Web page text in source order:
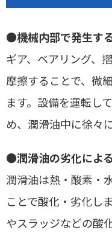
●機械内部で発生す
ギア、ベアリング、
摩擦することで、微
ます。設備を運転し
め、潤滑油中に徐々
●潤滑油の劣化によ
潤滑油は熱・酸素・
ことで酸化・劣化し
やスラッジなどの酸